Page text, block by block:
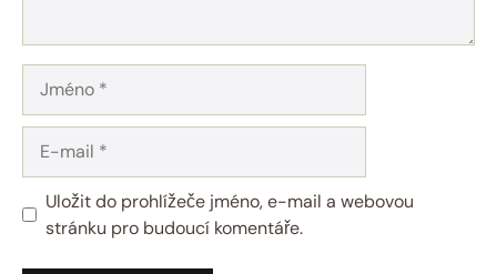
mail
Uložit do prohlížeče jméno, e-mail a webovou
stránku pro budoucí komentáře.